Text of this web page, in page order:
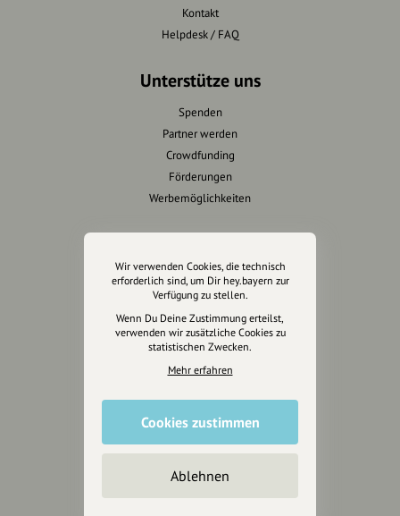
Kontakt
Helpdesk / FAQ
Unterstütze uns
Spenden
Partner werden
Crowdfunding
Förderungen
Werbemöglichkeiten
Impressum
Datenschutz
AGB
Cookies zurücksetzen
Mediakit
Wir verwenden Cookies, die technisch
erforderlich sind, um Dir hey.bayern zur
Verfügung zu stellen.
Wenn Du Deine Zustimmung erteilst,
verwenden wir zusätzliche Cookies zu
statistischen Zwecken.
Mehr erfahren
Cookies zustimmen
Ablehnen